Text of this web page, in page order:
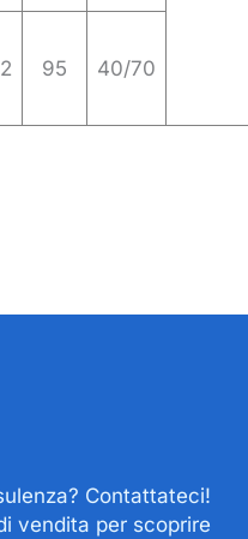
95 40/70
Contattateci!
vendita per scoprire